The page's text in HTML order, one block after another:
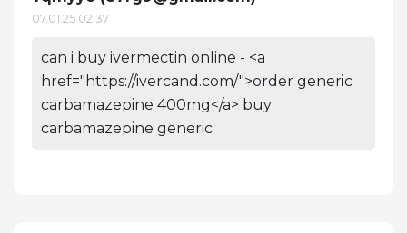
07.01.25 02:37
can i buy ivermectin online - <a
href="https://ivercand.com/">order generic
carbamazepine 400mg</a> buy
carbamazepine generic